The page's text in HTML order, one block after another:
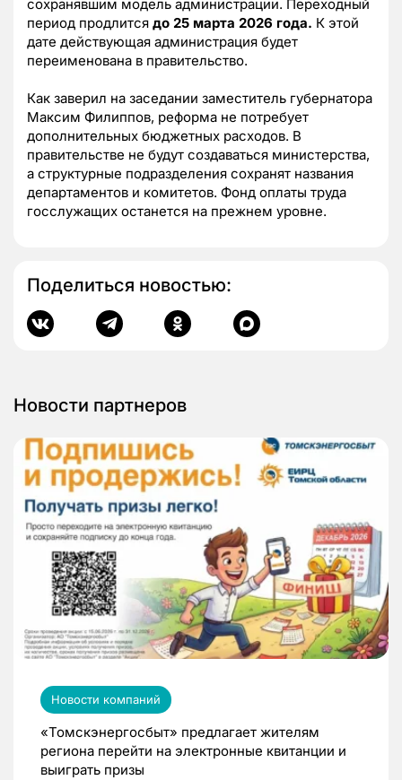
сохранявшим модель администрации. Переходный
период продлится до 25 марта 2026 года. К этой
дате действующая администрация будет
переименована в правительство.
Как заверил на заседании заместитель губернатора
Максим Филиппов, реформа не потребует
дополнительных бюджетных расходов. В
правительстве не будут создаваться министерства,
а структурные подразделения сохранят названия
департаментов и комитетов. Фонд оплаты труда
госслужащих останется на прежнем уровне.
Поделиться новостью:
Новости партнеров
Новости компаний
«Томскэнергосбыт» предлагает жителям
региона перейти на электронные квитанции и
выиграть призы